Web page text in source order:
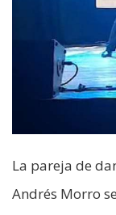
La pareja de
Andrés Morro